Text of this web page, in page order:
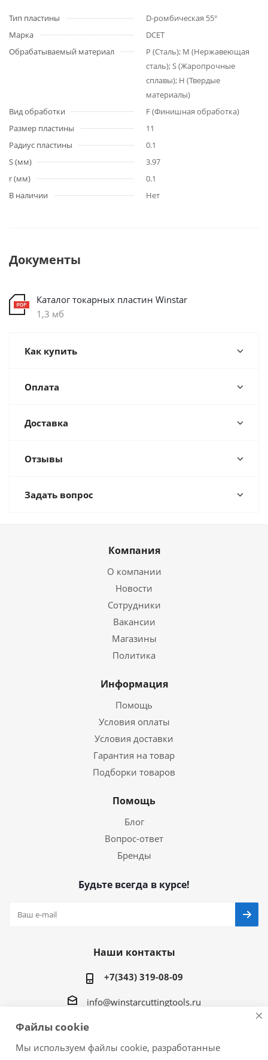
Тип пластины
D-ромбическая 55°
Марка
DCET
Обрабатываемый материал
P (Сталь); M (Нержавеющая
сталь); S (Жаропрочные
сплавы); H (Твердые
материалы)
Вид обработки
F (Финишная обработка)
Размер пластины
11
Радиус пластины
0.1
S (мм)
3.97
r (мм)
0.1
В наличии
Нет
Документы
Каталог токарных пластин Winstar
1,3 мб
Как купить
Оплата
Доставка
Отзывы
Задать вопрос
Компания
О компании
Новости
Сотрудники
Вакансии
Магазины
Политика
Информация
Помощь
Условия оплаты
Условия доставки
Гарантия на товар
Подборки товаров
Помощь
Блог
Вопрос-ответ
Бренды
Будьте всегда в курсе!
Наши контакты
+7(343) 319-08-09
info@winstarcuttingtools.ru
г.Екатеринбург ул. Фурманова 109, офис 604
Файлы cookie
Мы используем файлы cookie, разработанные